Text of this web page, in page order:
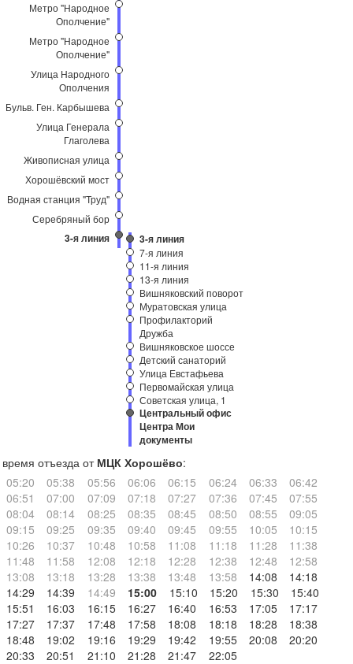
Метро "Народное
Ополчение"
Метро "Народное
Ополчение"
Улица Народного
Ополчения
Бульв. Ген. Карбышева
Улица Генерала
Глаголева
Живописная улица
Хорошёвский мост
Водная станция "Труд"
Серебряный бор
3-я линия 3-я линия
7-я линия
11-я линия
13-я линия
Вишняковский поворот
Муратовская улица
Профилакторий
Дружба
Вишняковское шоссе
Детский санаторий
Улица Евстафьева
Первомайская улица
Советская улица, 1
Центральный офис
Центра Мои
документы
время отъезда от МЦК Хорошёво:
05:20
05:38 05:56 06:06 06:15 06:24 06:33
06:42
06:51
07:00 07:09 07:18 07:27 07:36 07:45
07:55
08:04
08:14 08:25 08:35 08:45 08:50 08:55
09:05
09:15
09:25 09:35 09:40 09:45 09:55 10:05
10:15
10:26
10:37 10:48 10:58 11:08 11:18 11:28
11:38
11:48
11:58 12:08 12:18 12:28 12:38 12:48
12:58
13:08
13:18 13:28 13:38 13:48 13:58 14:08
14:18
14:29
14:39 14:49 15:00 15:10 15:20 15:30
15:40
15:51
16:03 16:15 16:27 16:40 16:53 17:05
17:17
17:27
17:37 17:48 17:58 18:08 18:18 18:28
18:38
18:48
19:02 19:16 19:29 19:42 19:55 20:08
20:20
20:33
20:51 21:10 21:28 21:47 22:05